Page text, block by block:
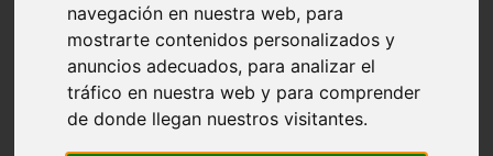
navegación en nuestra web, para
mostrarte contenidos personalizados y
anuncios adecuados, para analizar el
tráfico en nuestra web y para comprender
de donde llegan nuestros visitantes.